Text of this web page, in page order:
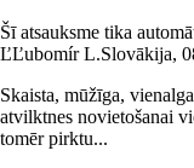
Šī atsauksme tika
ĽĽubomír L.Slovākija,
Skaista, mūžīga,
atvilktnes novietošanai
tomēr pirktu...